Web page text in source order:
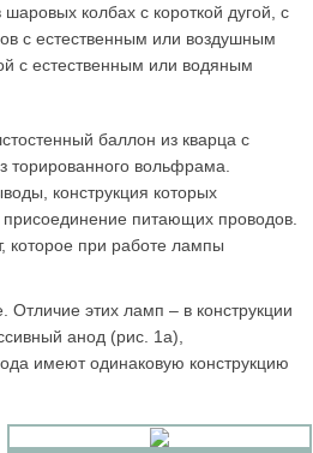
колбах с короткой дугой, с
с естественным или воздуш­ным
с естественным или водяным
баллон из кварца с
торированного вольфрама.
конструкция которых
питающих проводов.
которое при работе лампы
этих ламп – в конструкции
анод (рис. 1а),
имеют одинаковую конструкцию